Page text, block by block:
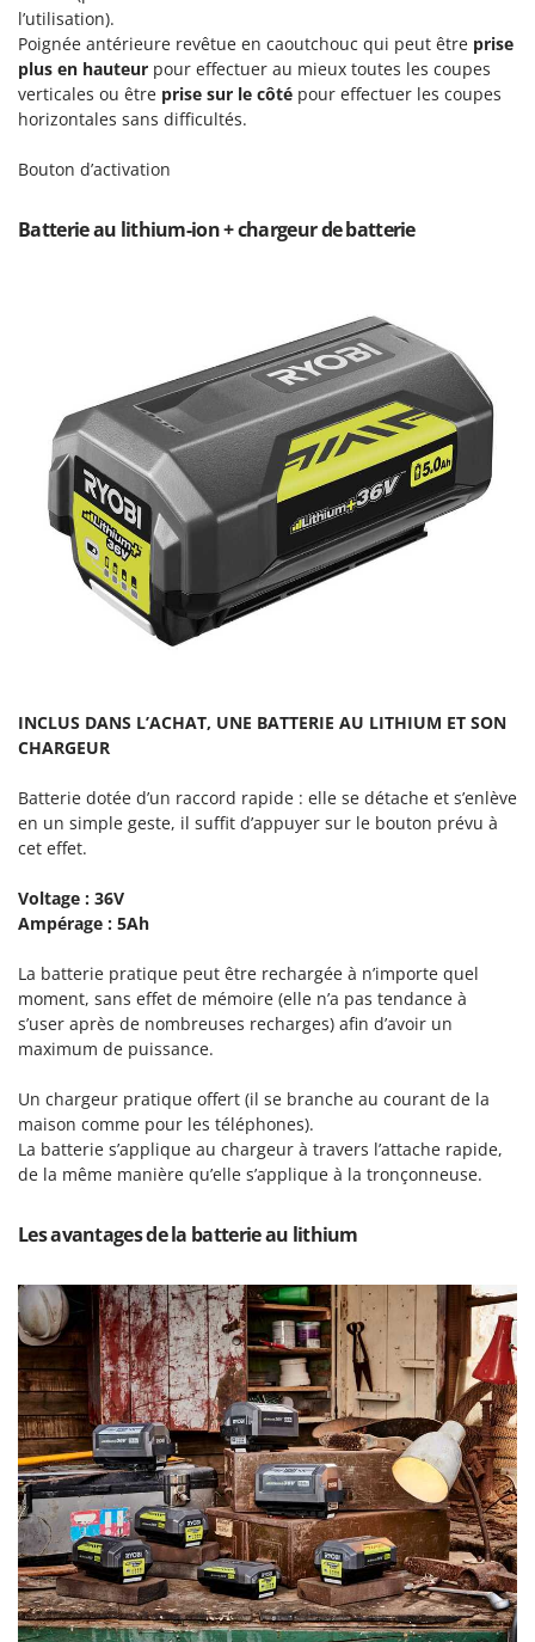
Pulvérisateurs
Pulvérisateurs portés
R
Rafraîchisseurs d'air par évaporation
Râteaux pour tracteur
Rogneuses de souches
Rouleaux pour tracteur
Scies à os
Scies à Ruban
Scies alternatives à batterie
Scies de jardin télescopiques
Sécateurs électriques à batterie
Sécateurs et Échenilloirs manuels
Semoirs et Épandeurs d'engrais
Socs pour tracteur
Souffleurs aspirateurs pour Feuilles
Soufreuses - Poudreuses à dos
T
Taille-haies
Taille-haies à bras pour tracteur
Tarières
Tondeuses à Gazon
Tondeuses débroussailleuses thermiques
Trancheuses
Trancheuses de sol
Transpalettes
Tronçonneuses
V
Vêtements de Sécurité
Vibroculteurs à tracteur
GRIFO
GVS
GYS
H
Hailo
Henx
Il-Tec
Imperia
Infaco
Intec
Intex
Italyco
K
Karcher
Kasco
Keter
Komo
L
Laica
Landxcape
LAR Casalinghi
Linea VZ
Lotusgrill
M
M.A.I.BO.
Macom
Macte Ovens
Makita
MAMMAMIA
Marcato
Marina Systems
Master
l’utilisation).
Poignée antérieure revêtue en caoutchouc qui peut être prise
plus en hauteur pour effectuer au mieux toutes les coupes
verticales ou être prise sur le côté pour effectuer les coupes
horizontales sans difficultés.
Bouton d’activation
Batterie au lithium-ion + chargeur de batterie
INCLUS DANS L’ACHAT, UNE BATTERIE AU LITHIUM ET SON
CHARGEUR
Batterie dotée d’un raccord rapide : elle se détache et s’enlève
en un simple geste, il suffit d’appuyer sur le bouton prévu à
cet effet.
Voltage : 36V
Ampérage : 5Ah
La batterie pratique peut être rechargée à n’importe quel
moment, sans effet de mémoire (elle n’a pas tendance à
s’user après de nombreuses recharges) afin d’avoir un
maximum de puissance.
Un chargeur pratique offert (il se branche au courant de la
maison comme pour les téléphones).
La batterie s’applique au chargeur à travers l’attache rapide,
de la même manière qu’elle s’applique à la tronçonneuse.
Les avantages de la batterie au lithium